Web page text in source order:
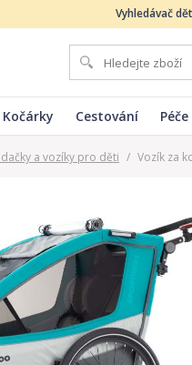
Vyhledávač
Kočárky Cestování
a vozíky pro děti / Vozík za